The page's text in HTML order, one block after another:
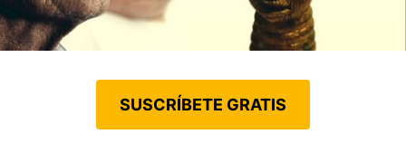
SUSCRÍBETE GRATIS